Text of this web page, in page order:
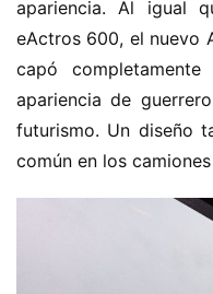
apariencia. Al igual
eActros 600, el nuevo
capó
apariencia de
futurismo. Un diseño
común en los